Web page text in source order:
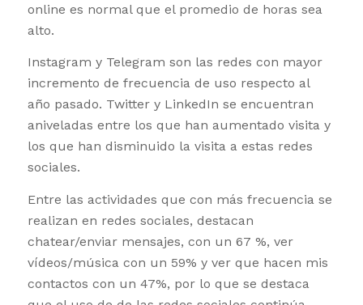
online es normal que el promedio de horas sea
alto.
Instagram y Telegram son las redes con mayor
incremento de frecuencia de uso respecto al
año pasado. Twitter y LinkedIn se encuentran
aniveladas entre los que han aumentado visita y
los que han disminuido la visita a estas redes
sociales.
Entre las actividades que con más frecuencia se
realizan en redes sociales, destacan
chatear/enviar mensajes, con un 67 %, ver
vídeos/música con un 59% y ver que hacen mis
contactos con un 47%, por lo que se destaca